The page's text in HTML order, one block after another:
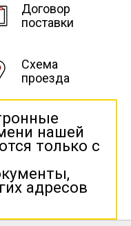
Договор
поставки
Схема
проезда
нашей
только с
адресов